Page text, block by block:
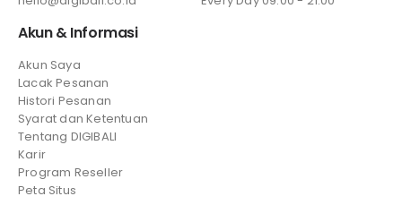
Akun & Informasi
Akun Saya
Lacak Pesanan
Histori Pesanan
Syarat dan Ketentuan
Tentang DIGIBALI
Karir
Program Reseller
Peta Situs